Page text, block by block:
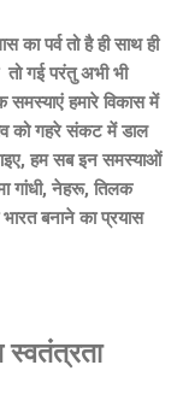
पर्व तो है ही साथ ही
गई परंतु अभी भी
समस्याएं हमारे विकास में
को गहरे संकट में डाल
आइए, हम सब इन समस्याओं
गांधी, नेहरू, तिलक
बनाने का प्रयास